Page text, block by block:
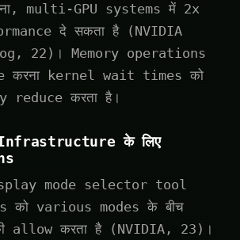
multi-GPU systems में 2x
दे सकता है (NVIDIA
22)। Memory operations
करना kernel wait times को
करता है।
Infrastructure के लिए
mode selector tool
को various modes के बीच
allow करता है (NVIDIA, 23)।